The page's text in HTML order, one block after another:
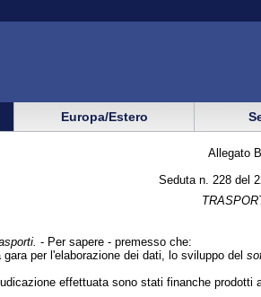
Europa/Estero
Allegato B
Seduta n. 228 del
- Per sapere - premesso che:
per l'elaborazione dei dati, lo sviluppo del
effettuata sono stati finanche